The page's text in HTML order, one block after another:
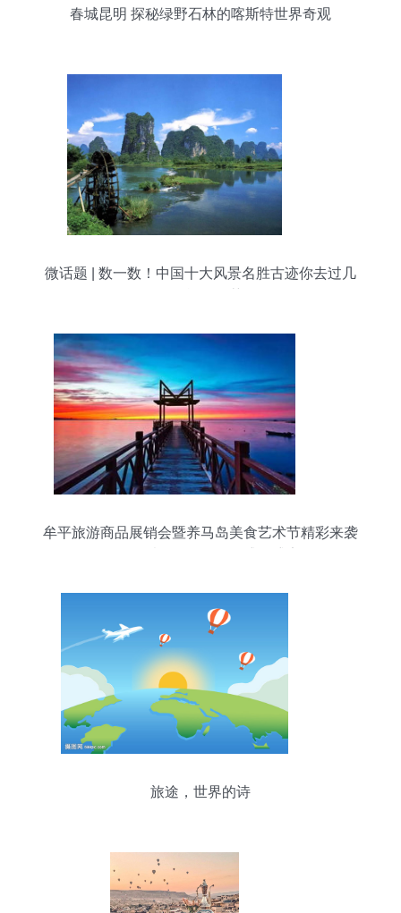
春城昆明 探秘绿野石林的喀斯特世界奇观
微话题 | 数一数！中国十大风景名胜古迹你去过几
牟平旅游商品展销会暨养马岛美食艺术节精彩来袭
旅途，世界的诗